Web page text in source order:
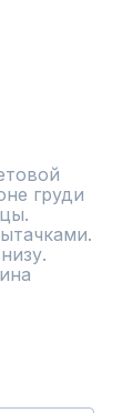
груди